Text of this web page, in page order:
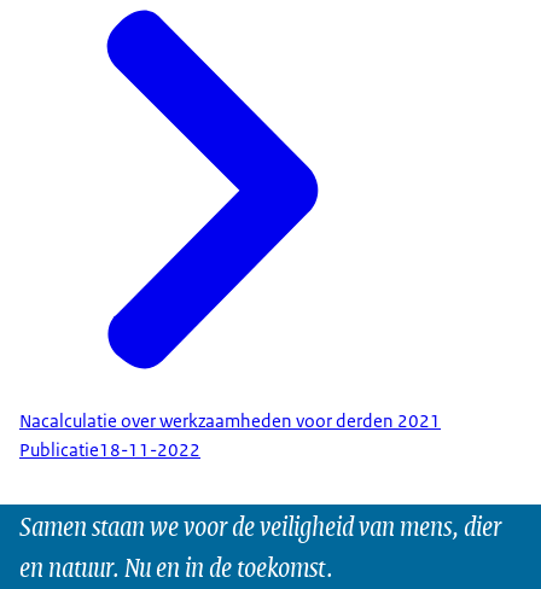
Nacalculatie over werkzaamheden voor derden 2021
Publicatie18-11-2022
Samen staan we voor de veiligheid van mens, dier
en natuur. Nu en in de toekomst.